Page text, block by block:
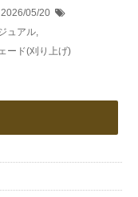
05/20
ュアル,
ード(刈り上げ)